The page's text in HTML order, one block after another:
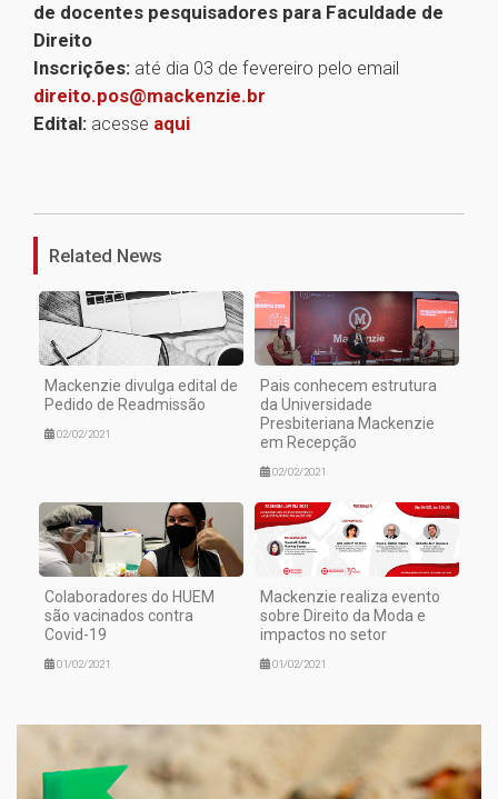
de docentes pesquisadores para Faculdade de
Direito
Inscrições: até dia 03 de fevereiro pelo email
direito.pos@mackenzie.br
Edital: acesse aqui
Related News
Mackenzie divulga edital de
Pedido de Readmissão
02/02/2021
Pais conhecem estrutura
da Universidade
Presbiteriana Mackenzie
em Recepção
02/02/2021
Colaboradores do HUEM
são vacinados contra
Covid-19
01/02/2021
Mackenzie realiza evento
sobre Direito da Moda e
impactos no setor
01/02/2021